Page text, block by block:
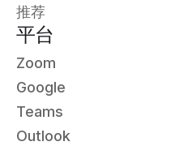
推荐
平台
Zoom
Google
Teams
Outlook